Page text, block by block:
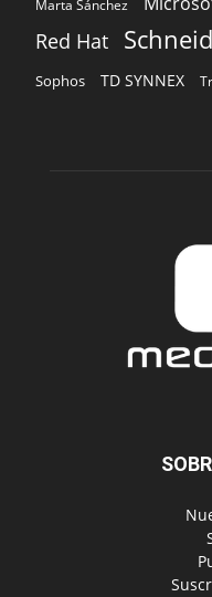
Marta Sánchez
Red Hat
Sophos TD SYNNEX